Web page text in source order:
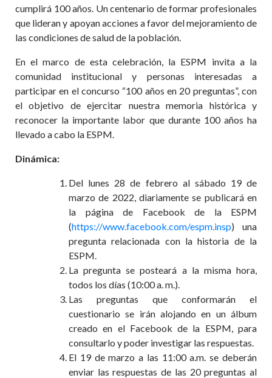
cumplirá 100 años. Un centenario de formar profesionales
que lideran y apoyan acciones a favor del mejoramiento de
las condiciones de salud de la población.
En el marco de esta celebración, la ESPM invita a la
comunidad institucional y personas interesadas a
participar en el concurso “100 años en 20 preguntas”, con
el objetivo de ejercitar nuestra memoria histórica y
reconocer la importante labor que durante 100 años ha
llevado a cabo la ESPM.
Dinámica:
Del lunes 28 de febrero al sábado 19 de
marzo de 2022, diariamente se publicará en
la página de Facebook de la ESPM
(https://www.facebook.com/espm.insp) una
pregunta relacionada con la historia de la
ESPM.
La pregunta se posteará a la misma hora,
todos los días (10:00 a. m.).
Las preguntas que conformarán el
cuestionario se irán alojando en un álbum
creado en el Facebook de la ESPM, para
consultarlo y poder investigar las respuestas.
El 19 de marzo a las 11:00 a.m. se deberán
enviar las respuestas de las 20 preguntas al